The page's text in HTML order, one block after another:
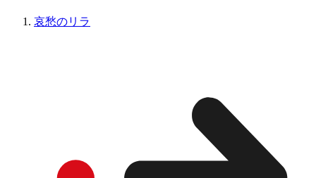
哀愁のリラ